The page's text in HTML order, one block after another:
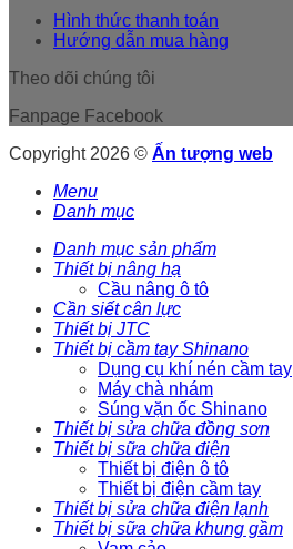
Hình thức thanh toán
Hướng dẫn mua hàng
Theo dõi chúng tôi
Fanpage Facebook
Copyright 2026 © Ấn tượng web
Menu
Danh mục
Danh mục sản phẩm
Thiết bị nâng hạ
Cầu nâng ô tô
Cần siết cân lực
Thiết bị JTC
Thiết bị cầm tay Shinano
Dụng cụ khí nén cầm tay
Máy chà nhám
Súng vặn ốc Shinano
Thiết bị sửa chữa đồng sơn
Thiết bị sữa chữa điện
Thiết bị điện ô tô
Thiết bị điện cầm tay
Thiết bị sửa chữa điện lạnh
Thiết bị sữa chữa khung gầm